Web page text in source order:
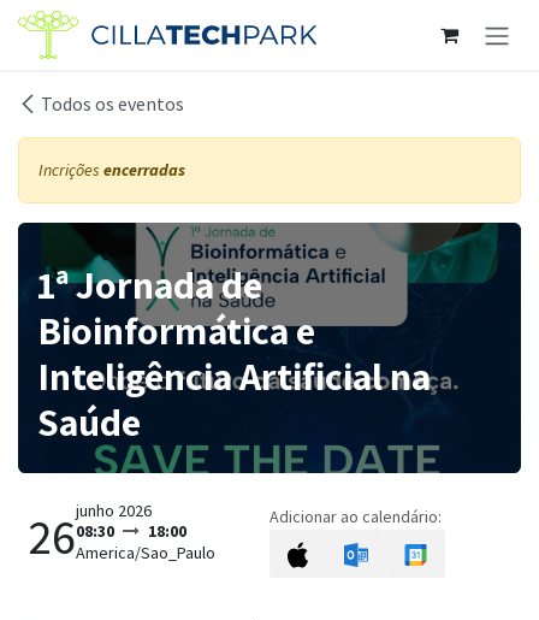
Pular para o conteúdo
Todos os eventos
Incrições encerradas
1ª Jornada de
Bioinformática e
Inteligência Artificial na
Saúde
26junho 2026
08:30
18:00
America/Sao_Paulo
Adicionar ao calendário: